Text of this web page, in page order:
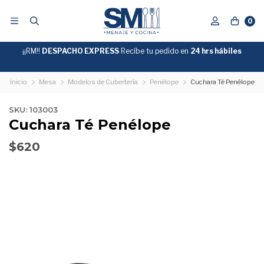
0
GRATIS
SOBRE
¡¡RM!! DESPACHO EXPRESS Recíbe tu pedido en 24 hrs hábiles
Inicio Mesa Modelos de Cubertería Penélope Cuchara Té Penélope
SKU: 103003
Cuchara Té Penélope
$620